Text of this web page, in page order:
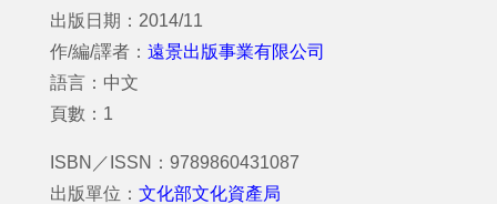
出版日期：2014/11
作/編/譯者： 遠景出版事業有限公司
語言：中文
頁數：1
ISBN／ISSN：9789860431087
出版單位： 文化部文化資產局